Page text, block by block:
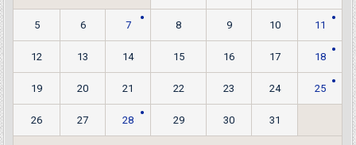
5 6 7 8 9 10 11
12 13 14 15 16 17 18
19 20 21 22 23 24 25
26 27 28 29 30 31